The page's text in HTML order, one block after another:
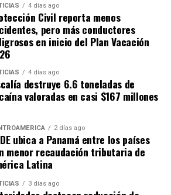
evasión fiscal, especialmente en
empresas multinacionales y
ADVERTISEMENT
estimó que por cada punto
el Estado deja de recaudar se
900 millones de dólares en
esa estimación, la reducción de
4 días ago
Civil reporta menos
pero más conductores
en inicio del Plan Vacación
4 días ago
destruye 6.6 toneladas de
valoradas en casi $167 millones
2 días ago
ubica a Panamá entre los países
menor recaudación tributaria de
Latina
3 días ago